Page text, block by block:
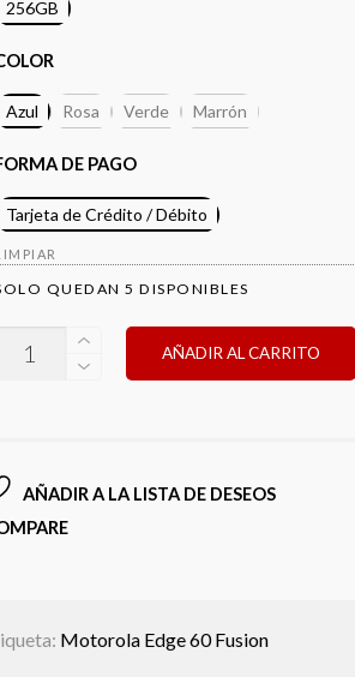
256GB
Azul Rosa Verde Marrón
DE PAGO
Tarjeta de Crédito / Débito
QUEDAN 5 DISPONIBLES
MOTOROLA
EDGE
AÑADIR AL CARRITO
AÑADIR A LA LISTA DE DESEOS
Motorola Edge 60 Fusion